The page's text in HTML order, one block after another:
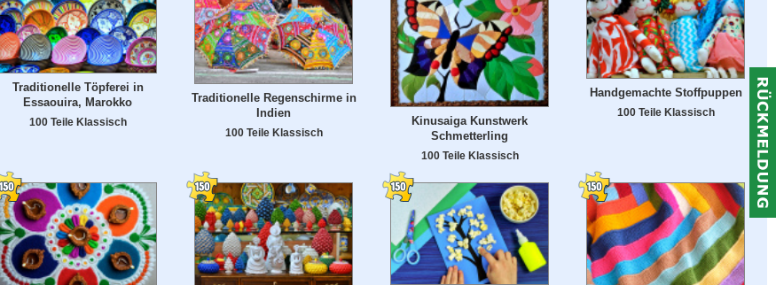
Traditionelle Töpferei in
Essaouira, Marokko
100 Teile Klassisch
Traditionelle Regenschirme in
Indien
100 Teile Klassisch
Kinusaiga Kunstwerk
Schmetterling
100 Teile Klassisch
Handgemachte Stoffpuppen
100 Teile Klassisch